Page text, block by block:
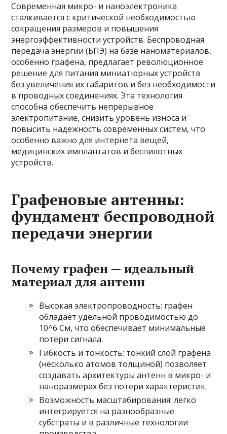
Современная микро- и наноэлектроника
сталкивается с критической необходимостью
сокращения размеров и повышения
энергоэффективности устройств. Беспроводная
передача энергии (БПЭ) на базе наноматериалов,
особенно графена, предлагает революционное
решение для питания миниатюрных устройств
без увеличения их габаритов и без необходимости
в проводных соединениях. Эта технология
способна обеспечить непрерывное
электропитание, снизить уровень износа и
повысить надежность современных систем, что
особенно важно для интернета вещей,
медицинских имплантатов и беспилотных
устройств.
Графеновые антенны:
фундамент беспроводной
передачи энергии
Почему графен — идеальный
материал для антенн
Высокая электропроводность: графен
обладает удельной проводимостью до
10^6 См, что обеспечивает минимальные
потери сигнала.
Гибкость и тонкость: тонкий слой графена
(несколько атомов толщиной) позволяет
создавать архитектуры антенн в микро- и
наноразмерах без потери характеристик.
Возможность масштабирования: легко
интегрируется на разнообразные
субстраты и в различные технологии